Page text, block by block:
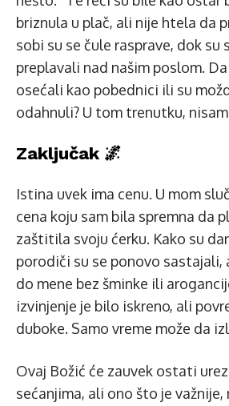
briznula u plač, ali nije htela da
sobi su se čule rasprave, dok su
preplavali nad našim poslom.
osećali kao pobednici ili su
odahnuli? U tom trenutku,
Zaključak 🌌
Istina uvek ima cenu. U mom
cena koju sam bila spremna da
zaštitila svoju ćerku. Kako su
porodiči su se ponovo sastajali,
do mene bez šminke ili
izvinjenje je bilo iskreno, ali
duboke. Samo vreme može da
Ovaj Božić će zauvek ostati
sećanjima, ali ono što je važnije,